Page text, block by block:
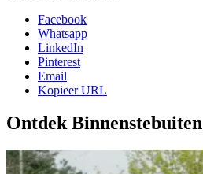
Facebook
Whatsapp
LinkedIn
Pinterest
Email
Kopieer URL
Ontdek Binnenstebuiten